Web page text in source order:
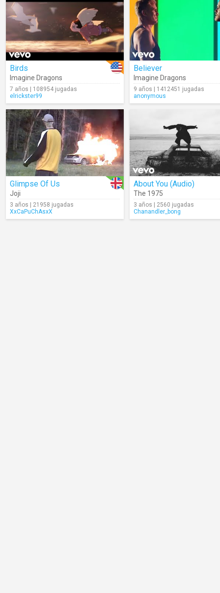
Birds
Imagine Dragons
7 años | 108954 jugadas
elrickster99
Believer
Imagine Dragons
9 años | 1412451 jugadas
anonymous
Glimpse Of Us
Joji
3 años | 21958 jugadas
XxCaPuChAsxX
About You (Audio)
The 1975
3 años | 2560 jugadas
Chanandler_bong